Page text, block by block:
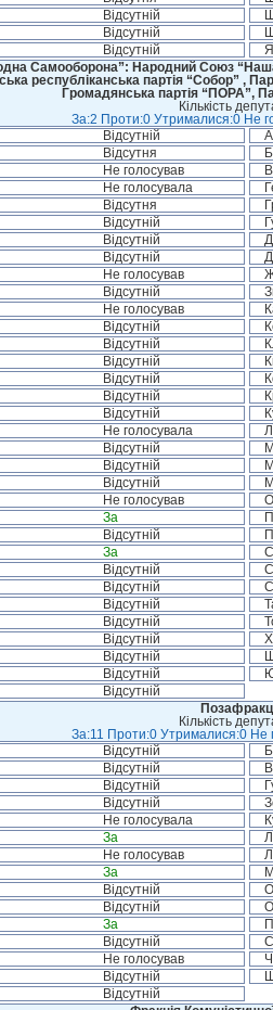
Відсутній
Відсутній
Відсутній
Самооборона”: Народний Союз
республіканська партія “Собор” ,
Громадянська партія “ПОРА”,
Кількість
За:2 Проти:0 Утрималися:0 Не
Відсутній
Відсутня
Не голосував
Не голосувала
Відсутня
Відсутній
Відсутній
Відсутній
Не голосував
Відсутній
Не голосував
Відсутній
Відсутній
Відсутній
Відсутній
Відсутній
Відсутній
Не голосувала
Відсутній
Відсутній
Відсутній
Не голосував
За
Відсутній
За
Відсутній
Відсутній
Відсутній
Відсутній
Відсутній
Відсутній
Відсутній
Відсутній
Кількість
За:11 Проти:0 Утрималися:0 Не
Відсутній
Відсутній
Відсутній
Відсутній
Не голосувала
За
Не голосував
За
Відсутній
Відсутній
За
Відсутній
Не голосував
Відсутній
Відсутній